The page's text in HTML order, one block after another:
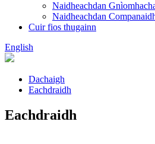
Naidheachdan
Naidheachdan
Cuir fios thugainn
English
Dachaigh
Eachdraidh
Eachdraidh